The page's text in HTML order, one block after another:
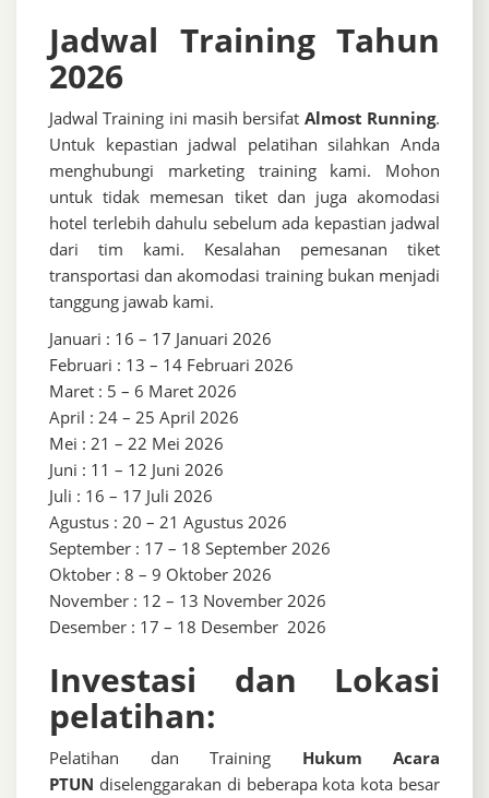
Jadwal Training Tahun
2026
Jadwal Training ini masih bersifat Almost Running.
Untuk kepastian jadwal pelatihan silahkan Anda
menghubungi marketing training kami. Mohon
untuk tidak memesan tiket dan juga akomodasi
hotel terlebih dahulu sebelum ada kepastian jadwal
dari tim kami. Kesalahan pemesanan tiket
transportasi dan akomodasi training bukan menjadi
tanggung jawab kami.
Januari : 16 – 17 Januari 2026
Februari : 13 – 14 Februari 2026
Maret : 5 – 6 Maret 2026
April : 24 – 25 April 2026
Mei : 21 – 22 Mei 2026
Juni : 11 – 12 Juni 2026
Juli : 16 – 17 Juli 2026
Agustus : 20 – 21 Agustus 2026
September : 17 – 18 September 2026
Oktober : 8 – 9 Oktober 2026
November : 12 – 13 November 2026
Desember : 17 – 18 Desember 2026
Investasi dan Lokasi
pelatihan:
Pelatihan dan Training Hukum Acara
PTUN diselenggarakan di beberapa kota kota besar